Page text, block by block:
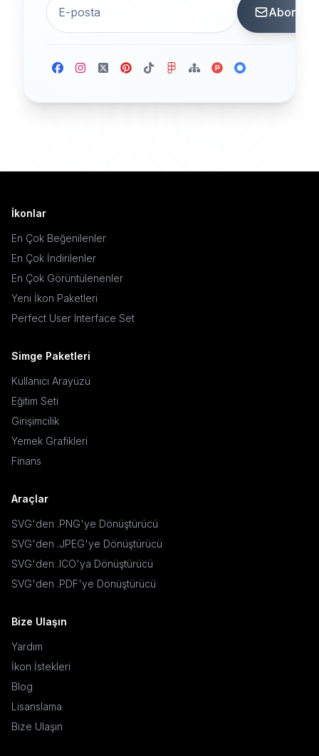
Abone
İkonlar
En Çok Beğenilenler
En Çok İndirilenler
En Çok Görüntülenenler
Yeni İkon Paketleri
Perfect User Interface Set
Simge Paketleri
Kullanıcı Arayüzü
Eğitim Seti
Girişimcilik
Yemek Grafikleri
Finans
Araçlar
SVG'den .PNG'ye Dönüştürücü
SVG'den .JPEG'ye Dönüştürücü
SVG'den .ICO'ya Dönüştürücü
SVG'den .PDF'ye Dönüştürücü
Bize Ulaşın
Yardım
İkon İstekleri
Blog
Lisanslama
Bize Ulaşın